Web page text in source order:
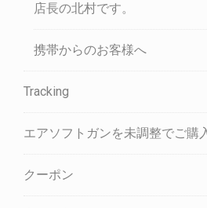
店長の北村です。
携帯からのお客様へ
Tracking
エアソフトガンを未調整でご購
クーポン